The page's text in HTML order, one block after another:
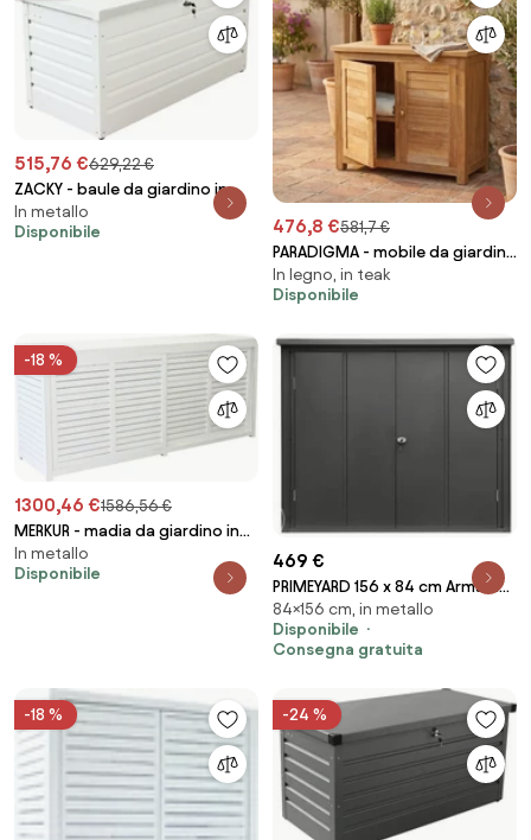
515,76 €629,22 €
ZACKY - baule da giardino in
alluminio
In metallo
Disponibile
476,8 €581,7 €
PARADIGMA - mobile da giardino
in legno di teak
In legno, in teak
Disponibile
-18 %
1300,46 €1586,56 €
MERKUR - madia da giardino in
alluminio
In metallo
Disponibile
469 €
PRIMEYARD 156 x 84 cm Armadio
da esterno, antracite -
(GFPV00861)
84×156 cm, in metallo
Disponibile
Consegna gratuita
-18 % -24 %